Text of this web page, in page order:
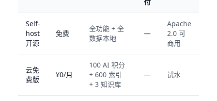
Self-
host
开源
免费
全功能 + 全
数据本地
—
Apache
2.0 可
商用
云免
费版
¥0/月
100 AI 积分
+ 600 索引
+ 3 知识库
— 试水